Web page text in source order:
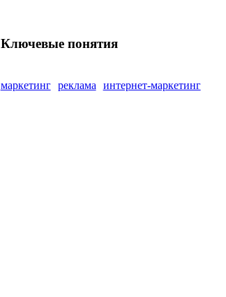
Ключевые понятия
маркетинг реклама интернет-маркетинг